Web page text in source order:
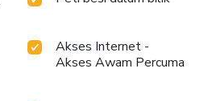
Akses Internet -
Akses Awam Percuma